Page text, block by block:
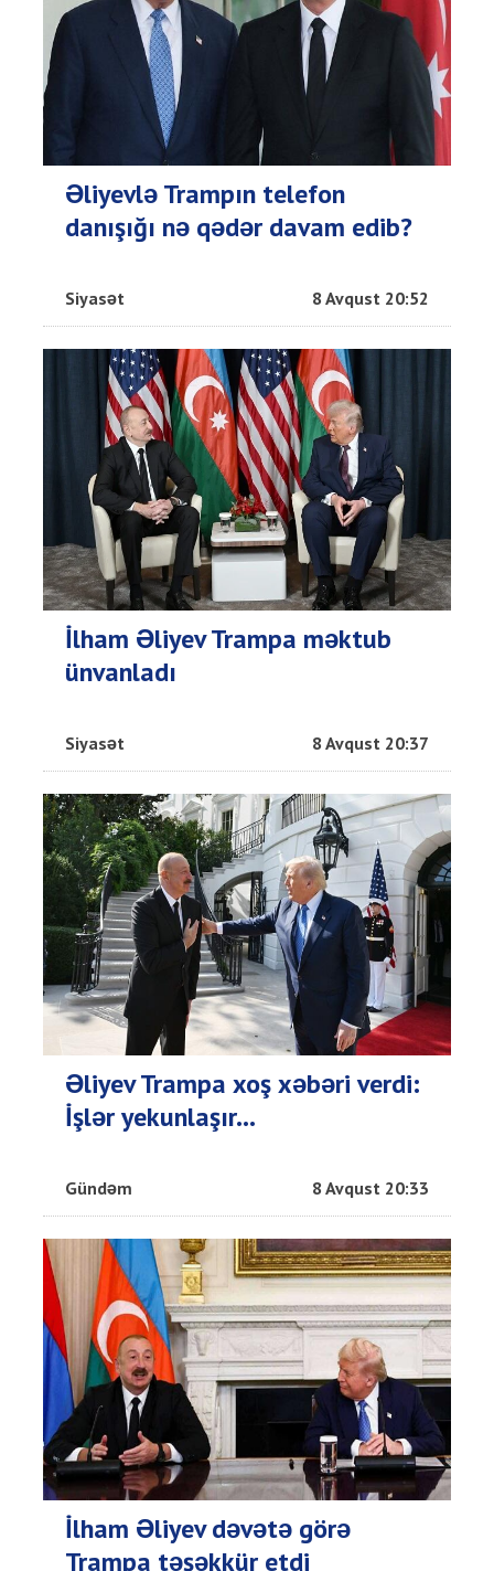
Əliyevlə Trampın telefon
danışığı nə qədər davam edib?
Siyasət 8 Avqust 20:52
İlham Əliyev Trampa məktub
ünvanladı
Siyasət 8 Avqust 20:37
Əliyev Trampa xoş xəbəri verdi:
İşlər yekunlaşır...
Gündəm 8 Avqust 20:33
İlham Əliyev dəvətə görə
Trampa təşəkkür etdi